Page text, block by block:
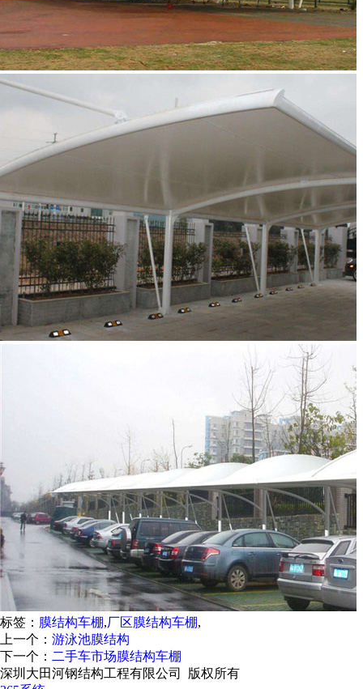
标签： 膜结构车棚,厂区膜结构车棚,
上一个： 游泳池膜结构
下一个： 二手车市场膜结构车棚
深圳大田河钢结构工程有限公司 版权所有